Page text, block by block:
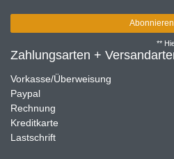
Abonnieren
**
Zahlungsarten +
Vorkasse/Überweisung
Paypal
Rechnung
Kreditkarte
Lastschrift